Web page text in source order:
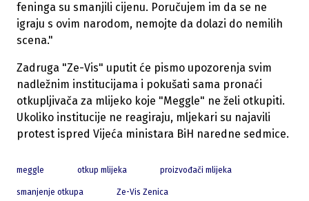
feninga su smanjili cijenu. Poručujem im da se ne
igraju s ovim narodom, nemojte da dolazi do nemilih
scena."
Zadruga "Ze-Vis" uputit će pismo upozorenja svim
nadležnim institucijama i pokušati sama pronaći
otkupljivača za mlijeko koje "Meggle" ne želi otkupiti.
Ukoliko institucije ne reagiraju, mljekari su najavili
protest ispred Vijeća ministara BiH naredne sedmice.
meggle otkup mlijeka proizvođači mlijeka
smanjenje otkupa Ze-Vis Zenica